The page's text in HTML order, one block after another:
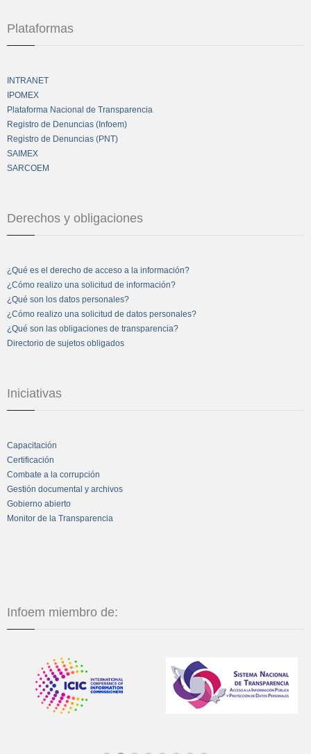
Plataformas
INTRANET
IPOMEX
Plataforma Nacional de Transparencia
Registro de Denuncias (Infoem)
Registro de Denuncias (PNT)
SAIMEX
SARCOEM
Derechos y obligaciones
¿Qué es el derecho de acceso a la información?
¿Cómo realizo una solicitud de información?
¿Qué son los datos personales?
¿Cómo realizo una solicitud de datos personales?
¿Qué son las obligaciones de transparencia?
Directorio de sujetos obligados
Iniciativas
Capacitación
Certificación
Combate a la corrupción
Gestión documental y archivos
Gobierno abierto
Monitor de la Transparencia
Infoem miembro de: